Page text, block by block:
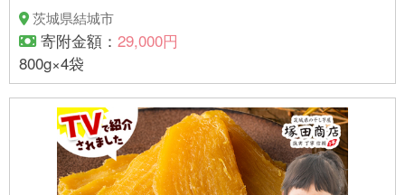
茨城県結城市
寄附金額： 29,000円
800g×4袋